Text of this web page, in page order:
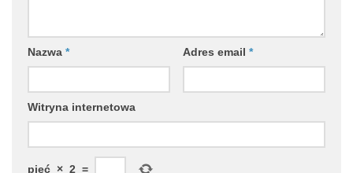
Nazwa * Adres email *
Witryna internetowa
pięć × 2 =